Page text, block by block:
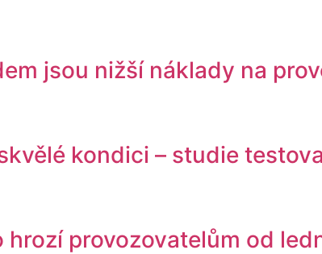
jsou nižší náklady na
kondici – studie
provozovatelům od